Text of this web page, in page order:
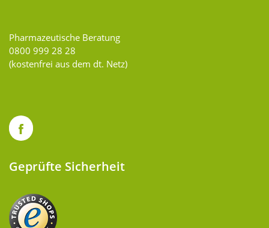
Pharmazeutische Beratung
0800 999 28 28
(kostenfrei aus dem dt. Netz)
Geprüfte Sicherheit